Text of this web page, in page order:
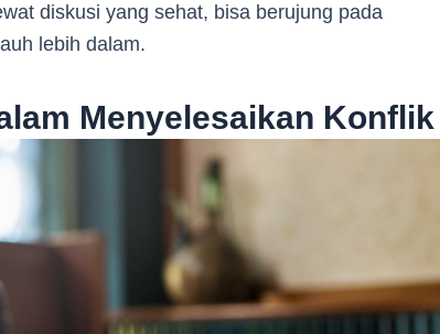
diskusi yang sehat, bisa berujung pada
lebih dalam.
Menyelesaikan Konflik